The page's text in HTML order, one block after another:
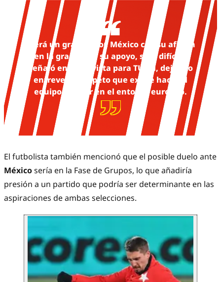
“Será un gran honor. México con su afición
en la grada, con su apoyo, será difícil”,
señaló en entrevista para TUDN, dejando
entrever el respeto que existe hacia el
equipo tricolor en el entorno europeo.
El futbolista también mencionó que el posible duelo ante
Méxicosería en la Fase de Grupos, lo que añadiría
presión a un partido que podría ser determinante en las
aspiraciones de ambas selecciones.